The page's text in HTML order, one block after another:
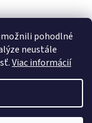
pohodlné
neustále
Viac informácií